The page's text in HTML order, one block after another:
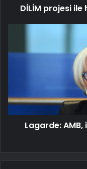
DİLİM projesi
Lagarde: